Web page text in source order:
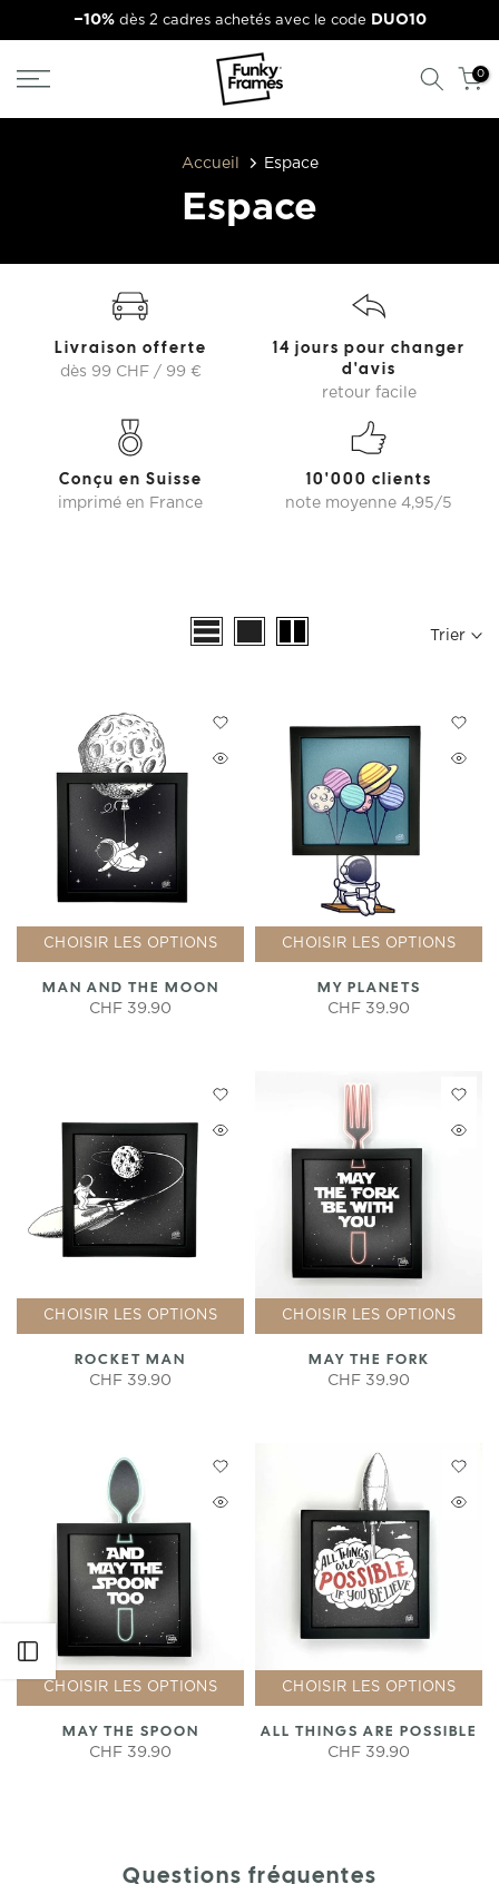
contenu
−10%dès 2 cadres achetés avec le code DUO10
0
Accueil Espace
Espace
Livraison offerte
dès 99 CHF / 99 €
14 jours pour changer
d'avis
retour facile
Conçu en Suisse
imprimé en France
10'000 clients
note moyenne 4,95/5
Ouvrir le menu latéral
Trier
CHOISIR LES OPTIONS
MAN AND THE MOON
CHF 39.90
CHOISIR LES OPTIONS
MY PLANETS
CHF 39.90
CHOISIR LES OPTIONS
ROCKET MAN
CHF 39.90
CHOISIR LES OPTIONS
MAY THE FORK
CHF 39.90
CHOISIR LES OPTIONS
MAY THE SPOON
CHF 39.90
CHOISIR LES OPTIONS
ALL THINGS ARE POSSIBLE
CHF 39.90
Questions fréquentes